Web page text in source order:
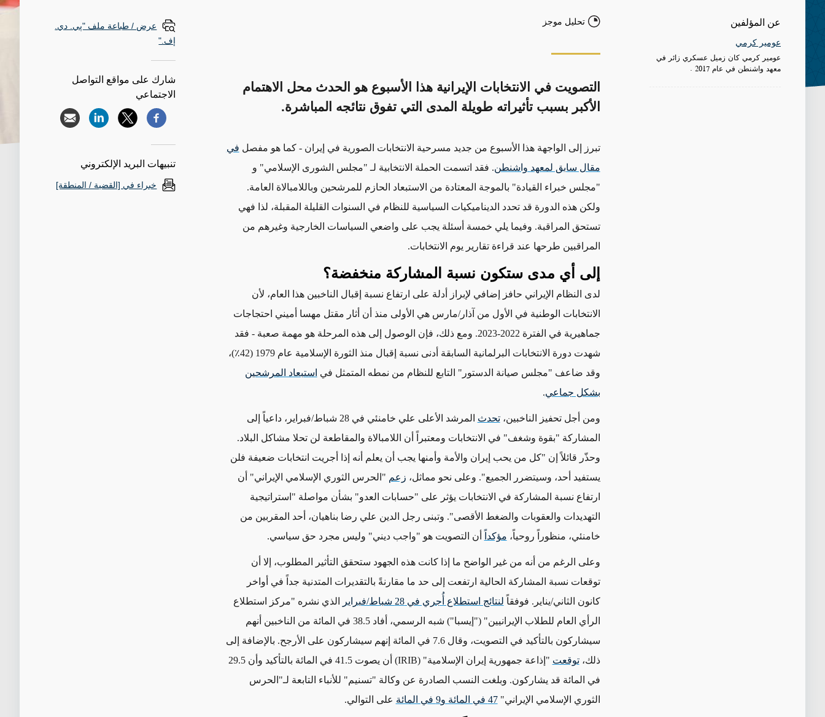
عن المؤلفين
عومير كرمي
عومير كرمي كان زميل عسكري زائر في
معهد واشنطن في عام 2017 .
تحليل موجز
التصويت في الانتخابات الإيرانية هذا الأسبوع هو الحدث محل الاهتمام
الأكبر بسبب تأثيراته طويلة المدى التي تفوق نتائجه المباشرة.
تبرز إلى الواجهة هذا الأسبوع من جديد مسرحية الانتخابات الصورية في إيران- كما هو مفصل في
مقال سابق لمعهد واشنطن. فقد اتسمت الحملة الانتخابية لـ "مجلس الشورى الإسلامي" و
"مجلس خبراء القيادة" بالموجة المعتادة من الاستبعاد الحازم للمرشحين وباللامبالاة العامة.
ولكن هذه الدورة قد تحدد الديناميكيات السياسية للنظام في السنوات القليلة المقبلة، لذا فهي
تستحق المراقبة. وفيما يلي خمسة أسئلة يجب على واضعي السياسات الخارجية وغيرهم من
المراقبين طرحها عند قراءة تقارير يوم الانتخابات.
إلى أي مدى ستكون نسبة المشاركة منخفضة؟
لدى النظام الإيراني حافز إضافي لإبراز أدلة على ارتفاع نسبة إقبال الناخبين هذا العام، لأن
الانتخابات الوطنية في الأول من آذار/مارس هي الأولى منذ أن أثار مقتل مهسا أميني احتجاجات
جماهيرية في الفترة 2022-2023.
ومع ذلك، فإن الوصول إلى هذه المرحلة هو مهمة صعبة - فقد
شهدت دورة الانتخابات البرلمانية السابقة أدنى نسبة إقبال منذ الثورة الإسلامية عام 1979 (42٪)،
وقد ضاعف "مجلس صيانة الدستور" التابع للنظام من نمطه المتمثل في استبعاد المرشحين
بشكل جماعي.
ومن أجل تحفيز الناخبين،تحدث
المرشد الأعلى علي خامنئي في 28 شباط/فبراير، داعياً إلى
المشاركة "بقوة وشغف" في الانتخابات ومعتبراً أن اللامبالاة والمقاطعة لن تحلا مشاكل البلاد.
وحذّر قائلاً إن "كل من يحب إيران والأمة وأمنها يجب أن يعلم أنه إذا أجريت انتخابات ضعيفة فلن
يستفيد أحد، وسيتضرر الجميع". وعلى نحو مماثل، زعم "الحرس الثوري الإسلامي الإيراني" أن
ارتفاع نسبة المشاركة في الانتخابات يؤثر على "حسابات العدو" بشأن مواصلة "استراتيجية
التهديدات والعقوبات والضغط الأقصى". وتبنى رجل الدين علي رضا بناهيان، أحد المقربين من
خامنئي، منظوراً روحياً، مؤكداً أن التصويت هو "واجب ديني" وليس مجرد حق سياسي.
وعلى الرغم من أنه من غير الواضح ما إذا كانت هذه الجهود ستحقق التأثير المطلوب، إلا أن
توقعات نسبة المشاركة الحالية ارتفعت إلى حد ما مقارنةً بالتقديرات المتدنية جداً في أواخر
كانون الثاني/يناير. فوفقاً لنتائج استطلاع أُجري في 28 شباط/فبراير
الذي نشره "مركز استطلاع
الرأي العام للطلاب الإيرانيين" ("إيسبا") شبه الرسمي، أفاد 38.5 في المائة من الناخبين أنهم
سيشاركون بالتأكيد في التصويت، وقال 7.6 في المائة إنهم سيشاركون على الأرجح. بالإضافة إلى
ذلك،توقعت
"إذاعة جمهورية إيران الإسلامية" (IRIB) أن يصوت 41.5 في المائة بالتأكيد وأن 29.5
في المائة قد يشاركون. وبلغت النسب الصادرة عن وكالة "تسنيم" للأنباء التابعة لـ"الحرس
الثوري الإسلامي الإيراني"47 في المائة و9 في المائة على التوالي.
عرض / طباعة ملف "پي. دي.
إف."
شارك على مواقع التواصل
الاجتماعي
تنبيهات البريد الإلكتروني
خبراء في [القضية / المنطقة]